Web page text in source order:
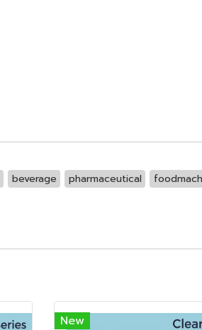
beverage pharmaceutical
New